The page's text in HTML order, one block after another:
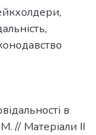
,
,
в
// Матеріали ІІ